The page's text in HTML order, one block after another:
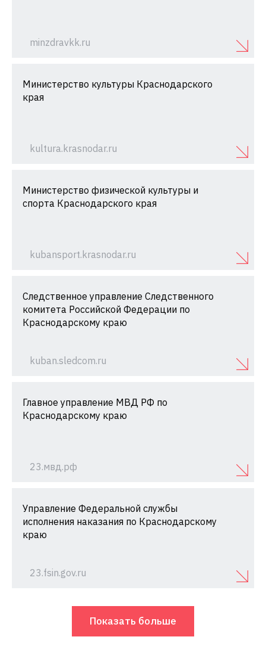
minzdravkk.ru
Министерство культуры Краснодарского
края
kultura.krasnodar.ru
Министерство физической культуры и
спорта Краснодарского края
kubansport.krasnodar.ru
Следственное управление Следственного
комитета Российской Федерации по
Краснодарскому краю
kuban.sledcom.ru
Главное управление МВД РФ по
Краснодарскому краю
23.мвд.рф
Управление Федеральной службы
исполнения наказания по Краснодарскому
краю
23.fsin.gov.ru
Показать больше